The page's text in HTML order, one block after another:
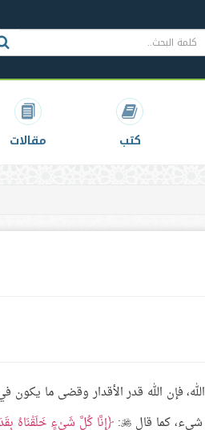
كتب مقالات
الله قدر الأقدار وقضى ما يكون في
كما قال
: إِنَّا كُلَّ شَيْءٍ خَلَقْنَاهُ